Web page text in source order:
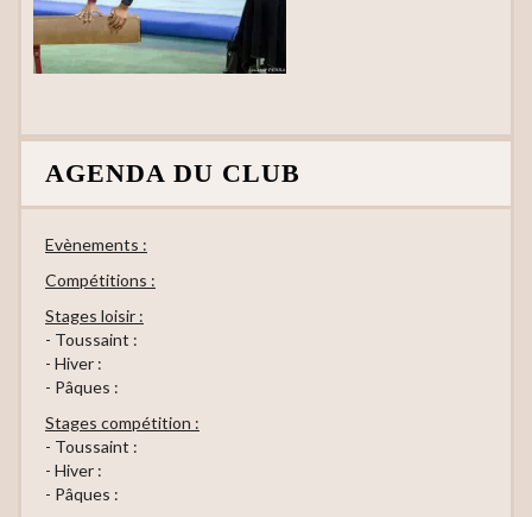
AGENDA DU CLUB
Evènements :
Compétitions :
Stages loisir :
- Toussaint :
- Hiver :
- Pâques :
Stages compétition :
- Toussaint :
- Hiver :
- Pâques :